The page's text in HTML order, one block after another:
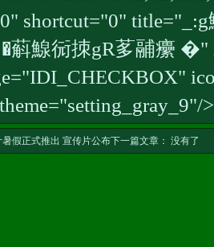
shortcut="0"
鰁衏拺gR茤鬴癳 �"
>
假正式推出 宣传片公布下一篇文章： 没有了